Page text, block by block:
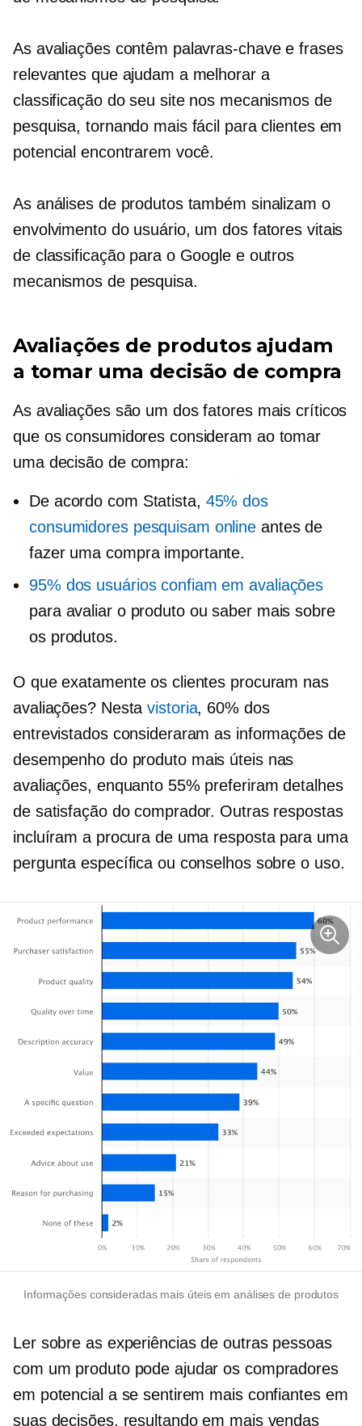
As avaliações contêm palavras-chave e frases
relevantes que ajudam a melhorar a
classificação do seu site nos mecanismos de
pesquisa, tornando mais fácil para clientes em
potencial encontrarem você.
As análises de produtos também sinalizam o
envolvimento do usuário, um dos fatores vitais
de classificação para o Google e outros
mecanismos de pesquisa.
Avaliações de produtos ajudam
a tomar uma decisão de compra
As avaliações são um dos fatores mais críticos
que os consumidores consideram ao tomar
uma decisão de compra:
De acordo com Statista, 45% dos
consumidores pesquisam online antes de
fazer uma compra importante.
95% dos usuários confiam em avaliações
para avaliar o produto ou saber mais sobre
os produtos.
O que exatamente os clientes procuram nas
avaliações? Nestavistoria, 60% dos
entrevistados consideraram as informações de
desempenho do produto mais úteis nas
avaliações, enquanto 55% preferiram detalhes
de satisfação do comprador. Outras respostas
incluíram a procura de uma resposta para uma
pergunta específica ou conselhos sobre o uso.
Informações consideradas mais úteis em análises de produtos
Ler sobre as experiências de outras pessoas
com um produto pode ajudar os compradores
em potencial a se sentirem mais confiantes em
suas decisões, resultando em mais vendas